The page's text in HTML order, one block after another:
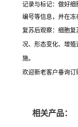
记录与标记：做好
编号等信息，并在冻
复苏后观察：细胞
况、形态变化、增
施。
欢迎新老客户垂询订
相关产品：